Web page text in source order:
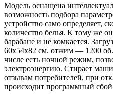
Модель оснащена
возможность подбора
устройство само определяет,
количество белья. К тому же
барабане и не комкается.
60x54x82 см. отжим — 1200
числе есть ночной режим,
электроэнергию. Стирает
отзывам потребителей, при
происходит программный